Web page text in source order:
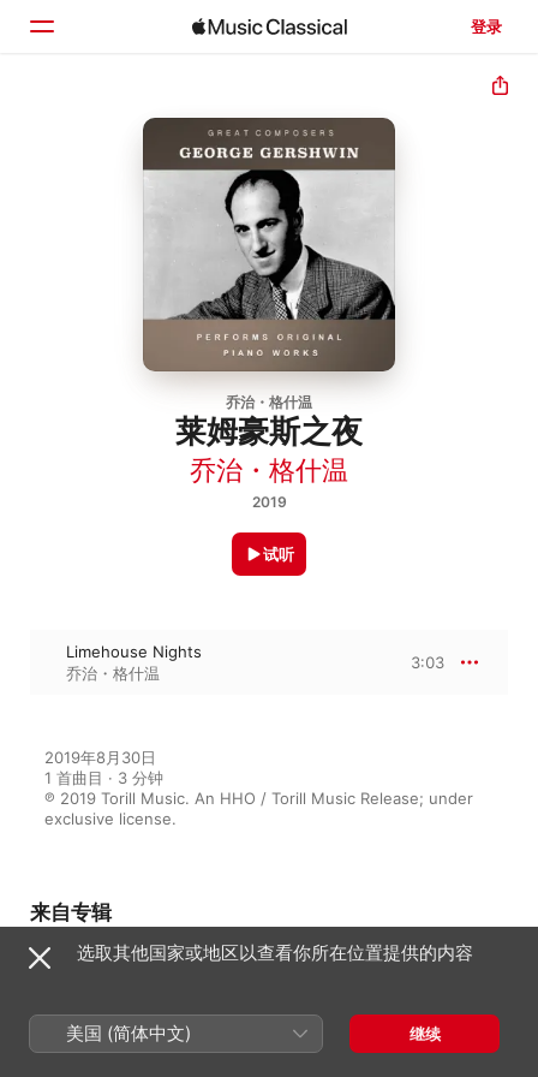
登录
乔治・格什温
莱姆豪斯之夜
乔治・格什温
2019
试听
Limehouse Nights
乔治・格什温
3:03
2019年8月30日
1 首曲目 · 3 分钟
℗ 2019 Torill Music. An HHO / Torill Music Release; under
exclusive license.
来自专辑
Original Piano Works
乔治・格什温
选取其他国家或地区以查看你所在位置提供的内容
美国 (简体中文) 继续